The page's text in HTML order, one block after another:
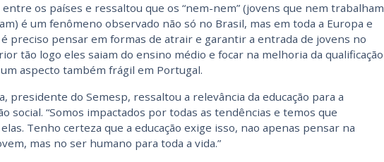
entre os países e ressaltou que os “nem-nem” (jovens que nem trabalham
é um fenômeno observado não só no Brasil, mas em toda a Europa e
preciso pensar em formas de atrair e garantir a entrada de jovens no
tão logo eles saiam do ensino médio e focar na melhoria da qualificação
aspecto também frágil em Portugal.
presidente do Semesp, ressaltou a relevância da educação para a
social. “Somos impactados por todas as tendências e temos que
Tenho certeza que a educação exige isso, nao apenas pensar na
mas no ser humano para toda a vida.”